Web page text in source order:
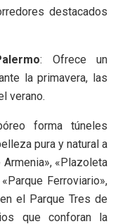
destacados
: Ofrece un
la primavera, las
verano.
forma túneles
pura y natural a
«Plazoleta
Ferroviario»,
el Parque Tres de
que conforan la